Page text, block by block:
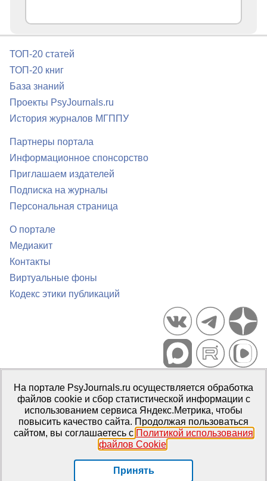
ТОП-20 статей
ТОП-20 книг
База знаний
Проекты PsyJournals.ru
История журналов МГППУ
Партнеры портала
Информационное спонсорство
Приглашаем издателей
Подписка на журналы
Персональная страница
О портале
Медиакит
Контакты
Виртуальные фоны
Кодекс этики публикаций
Портал психологических изданий PsyJournals.ru, 2007–2026
Правила использования материалов
Свидетельство регистрации СМИЭл № ФС77-66447 от 14 июля
2016 г.
Издатель: ФГБОУ ВО МГППУ
На портале PsyJournals.ru осуществляется обработка
файлов cookie и сбор статистической информации с
использованием сервиса Яндекс.Метрика, чтобы
повысить качество сайта. Продолжая пользоваться
сайтом, вы соглашаетесь с Политикой использования
файлов Cookie.
Принять